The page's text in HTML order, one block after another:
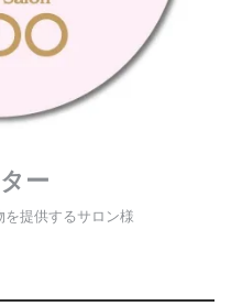
ー
を提供するサロン様